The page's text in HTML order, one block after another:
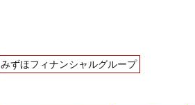
みずほフィナンシャルグループ